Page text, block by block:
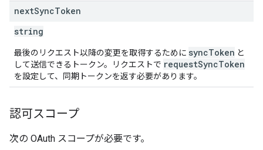
nextSyncToken
string
最後のリクエスト以降の変更を取得するために syncToken と
して送信できるトークン。リクエストで requestSyncToken
を設定して、同期トークンを返す必要があります。
認可スコープ
次の OAuth スコープが必要です。